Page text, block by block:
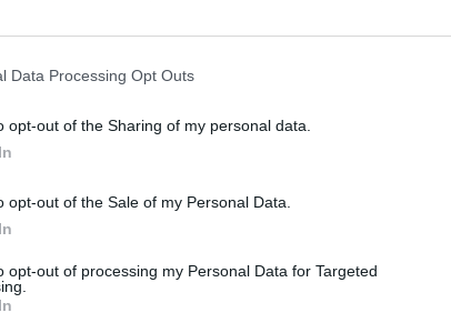
Data Processing Opt Outs
opt-out of the Sharing of my personal data.
opt-out of the Sale of my Personal Data.
opt-out of processing my Personal Data for Targeted
provas de vinhos de 14 produtores que
do chef Emanuel Rodriguez e atuações dos
Espinho.
Servas, o festival nasceu da necessidade de
de uma abordagem sustentável e
viticultura regenerativa não é uma tendência,
o futuro», afirmou o responsável.